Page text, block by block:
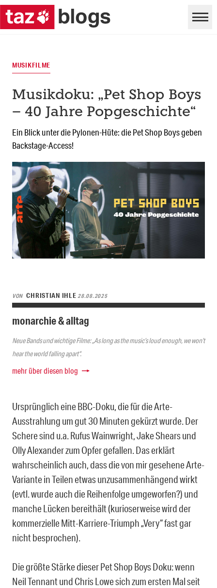
MUSIKFILME
Musikdoku: „Pet Shop Boys
– 40 Jahre Popgeschichte“
Ein Blick unter die Pylonen-Hüte: die Pet Shop Boys geben
Backstage-Access!
VON CHRISTIAN IHLE28.08.2025
monarchie & alltag
Neue Bands und wichtige Filme: „As long as the music’s loud enough, we won’t
hear the world falling apart“.
mehr über diesen blog
Ursprünglich eine BBC-Doku, die für die Arte-
Ausstrahlung um gut 30 Minuten gekürzt wurde. Der
Schere sind u.a. Rufus Wainwright, Jake Shears und
Olly Alexander zum Opfer gefallen. Das erklärt
wahrscheinlich auch, dass die von mir gesehene Arte-
Variante in Teilen etwas unzusammenhängend wirkt
(evtl. wurde auch die Reihenfolge umgeworfen?) und
manche Lücken bereithält (kurioserweise wird der
kommerzielle Mitt-Karriere-Triumph „Very“ fast gar
nicht besprochen).
Die größte Stärke dieser Pet Shop Boys Doku: wenn
Neil Tennant und Chris Lowe sich zum ersten Mal seit